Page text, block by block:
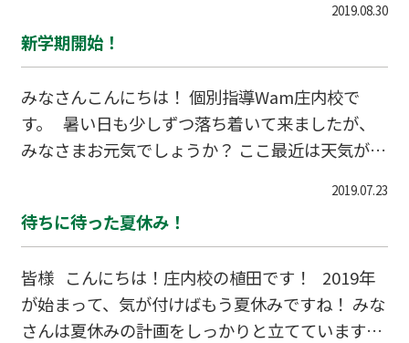
様十分に英気を養われたと思いますが、この後に
待ち受けるのは・・・・ 『体育祭（運動会）』
中学生ともに、体育祭の練習で疲れて塾に来ます
が、しっかり気持ちを切り替えて頑張っていま
す。 また、中学生に関しては中間テスト対策を
行いますので、夏休みに頑張った結果をしっかり
と出せるように
2019.08.30
新学期開始！
みなさんこんにちは！ 個別指導Wam庄内校で
す。 暑い日も少しずつ落ち着いて来ましたが、
みなさまお元気でしょうか？ ここ最近は天気が不
も傘を忘れずに持って外出しましょう!(^^)! さ
て、2学期に入り学校が始まりましたが、9月は体
す。残暑に負けないように皆さん頑張りましょ
う！
2019.07.23
待ちに待った夏休み！
皆様 こんにちは！庄内校の植田です！ 2019年
が始まって、気が付けばもう夏休みですね！ みな
さんは夏休みの計画をしっかりと立てています